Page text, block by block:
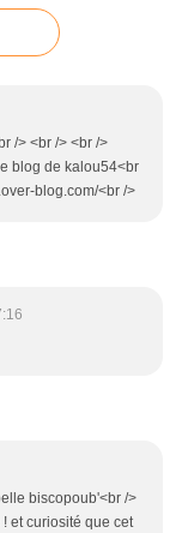
/> <br /> <br />
blog de kalou54<br
blog.com/<br />
biscopoub'<br />
et curiosité que cet